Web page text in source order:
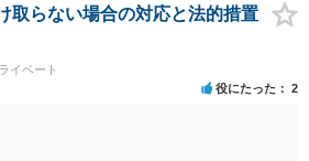
分空転する）になりますし、支払督促及び
手方の住所地が管轄裁判所になるため（特
は）対応が面倒な場合があるからです。相
で減額を考慮すればよいと思います。 な
ってこず、返済の目処も立たずで精神的
由では、慰謝料請求は通常は認められま
取らない場合の対応と法的措置
イベート
役にたった 2